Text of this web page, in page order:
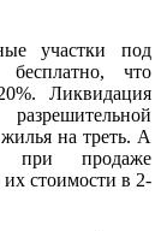
участки под
бесплатно, что
Ликвидация
на треть. А
при продаже
стоимости в 2-